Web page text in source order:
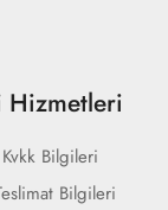
Hizmetleri
Bilgileri
Bilgileri